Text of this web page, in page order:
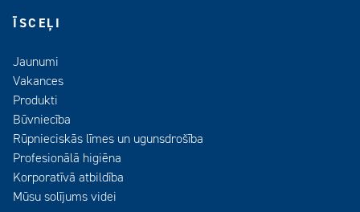
ĪSCEĻI
Jaunumi
Vakances
Produkti
Būvniecība
Rūpnieciskās līmes un ugunsdrošība
Profesionālā higiēna
Korporatīvā atbildība
Mūsu solījums videi